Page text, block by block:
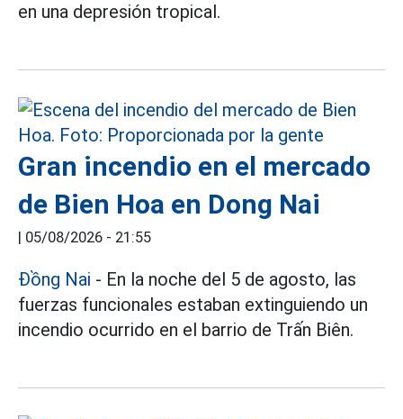
en una depresión tropical.
Gran incendio en el mercado
de Bien Hoa en Dong Nai
| 05/08/2026 - 21:55
Đồng Nai - En la noche del 5 de agosto, las
fuerzas funcionales estaban extinguiendo un
incendio ocurrido en el barrio de Trấn Biên.